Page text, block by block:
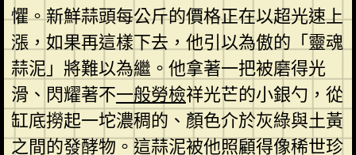
懼。新鮮蒜頭每公斤的價格正在以超光速上
漲，如果再這樣下去，他引以為傲的「靈魂
蒜泥」將難以為繼。他拿著一把被磨得光
滑、閃耀著不一般勞檢祥光芒的小銀勺，從
缸底撈起一坨濃稠的、顏色介於灰綠與土黃
之間的發酵物。這蒜泥被他照顧得像稀世珍